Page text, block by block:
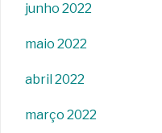
junho 2022
maio 2022
abril 2022
março 2022